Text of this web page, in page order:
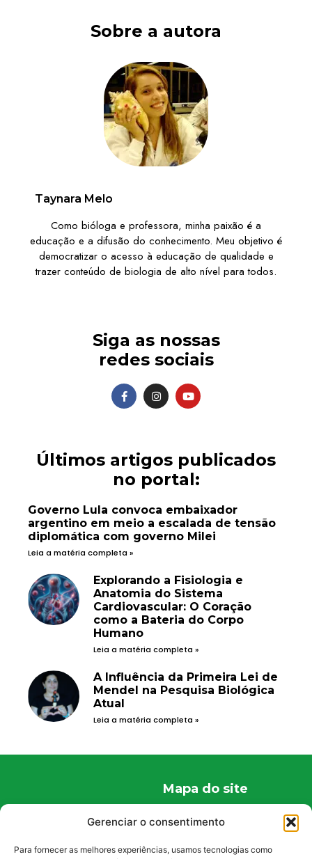
Gerenciar o consentimento
Para fornecer as melhores experiências, usamos tecnologias como
Sobre a autora
Taynara Melo
Como bióloga e professora, minha paixão é a
educação e a difusão do conhecimento. Meu objetivo é
democratizar o acesso à educação de qualidade e
trazer conteúdo de biologia de alto nível para todos.
Siga as nossas
redes sociais
Últimos artigos publicados
no portal:
Governo Lula convoca embaixador
argentino em meio a escalada de tensão
diplomática com governo Milei
Leia a matéria completa »
Explorando a Fisiologia e
Anatomia do Sistema
Cardiovascular: O Coração
como a Bateria do Corpo
Humano
Leia a matéria completa »
A Influência da Primeira Lei de
Mendel na Pesquisa Biológica
Atual
Leia a matéria completa »
Mapa do site
Home
Conteúdos